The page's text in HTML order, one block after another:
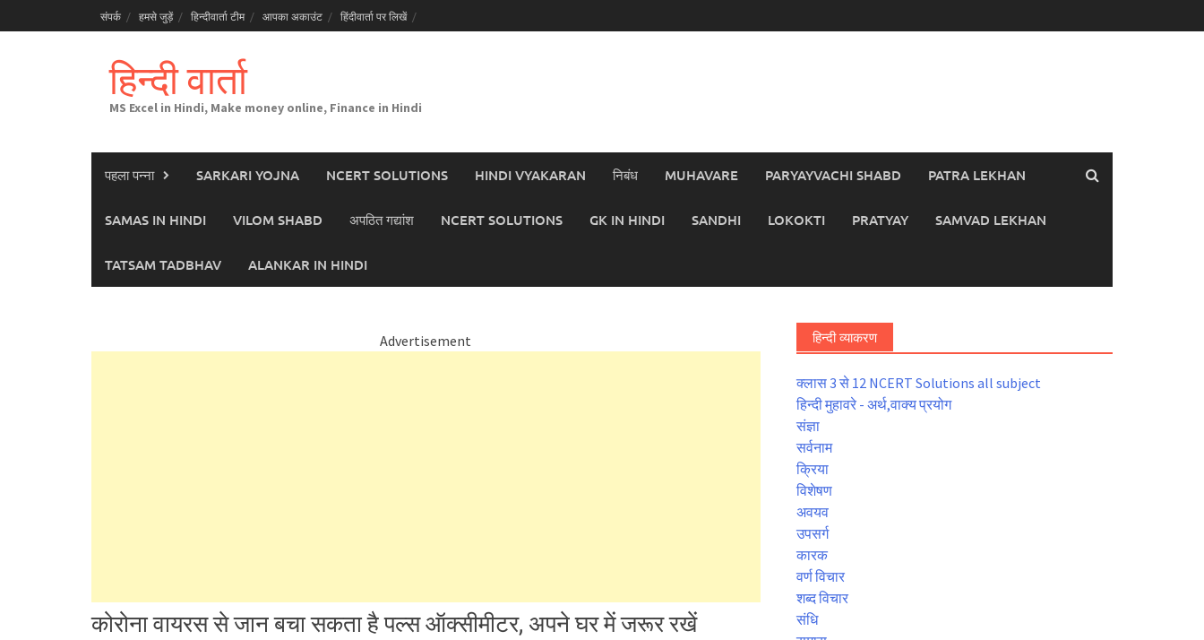
to
संपर्क हमसे जुड़ें हिन्दीवार्ता टीम आपका अकाउंट हिंदीवार्ता पर लिखें
हिन्दी वार्ता
MS Excel in Hindi, Make money online, Finance in Hindi
पहला पन्ना SARKARI YOJNA NCERT SOLUTIONS HINDI VYAKARAN निबंध MUHAVARE PARYAYVACHI SHABD PATRA LEKHAN
SAMAS IN HINDI VILOM SHABD अपठित गद्यांश NCERT SOLUTIONS GK IN HINDI SANDHI LOKOKTI PRATYAY SAMVAD LEKHAN
TATSAM TADBHAV ALANKAR IN HINDI
Advertisement
कोरोना वायरस से जान बचा सकता है पल्स ऑक्सीमीटर, अपने घर में जरूर रखें
हिन्दी व्याकरण
क्लास 3 से 12 NCERT Solutions all subject
हिन्दी मुहावरे - अर्थ,वाक्य प्रयोग
संज्ञा
सर्वनाम
क्रिया
विशेषण
अवयव
उपसर्ग
कारक
वर्ण विचार
शब्द विचार
संधि